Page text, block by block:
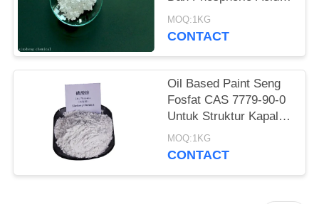
Anti Korosif Cat Untuk
Baja
MOQ:1KG
CONTACT
Oil Based Paint Seng
Fosfat CAS 7779-90-0
Untuk Struktur Kapal
Dan Baja Lindungi
MOQ:1KG
CONTACT